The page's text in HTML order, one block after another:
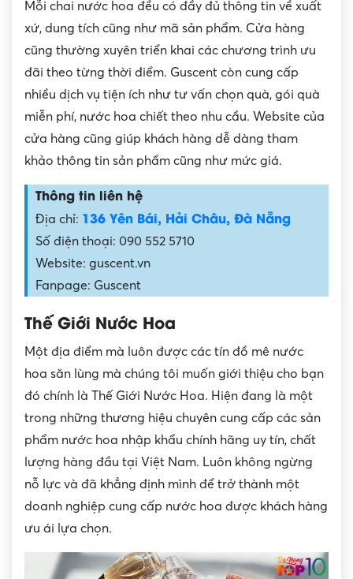
Mỗi chai nước hoa đều có đầy đủ thông tin về xuất
xứ, dung tích cũng như mã sản phẩm. Cửa hàng
cũng thường xuyên triển khai các chương trình ưu
đãi theo từng thời điểm. Guscent còn cung cấp
nhiều dịch vụ tiện ích như tư vấn chọn quà, gói quà
miễn phí, nước hoa chiết theo nhu cầu. Website của
cửa hàng cũng giúp khách hàng dễ dàng tham
khảo thông tin sản phẩm cũng như mức giá.
Thông tin liên hệ
Địa chỉ: 136 Yên Bái, Hải Châu, Đà Nẵng
Số điện thoại: 090 552 5710
Website: guscent.vn
Fanpage: Guscent
Thế Giới Nước Hoa
Một địa điểm mà luôn được các tín đồ mê nước
hoa săn lùng mà chúng tôi muốn giới thiệu cho bạn
đó chính là Thế Giới Nước Hoa. Hiện đang là một
trong những thương hiệu chuyên cung cấp các sản
phẩm nước hoa nhập khẩu chính hãng uy tín, chất
lượng hàng đầu tại Việt Nam. Luôn không ngừng
nỗ lực và đã khẳng định mình để trở thành một
doanh nghiệp cung cấp nước hoa được khách hàng
ưu ái lựa chọn.